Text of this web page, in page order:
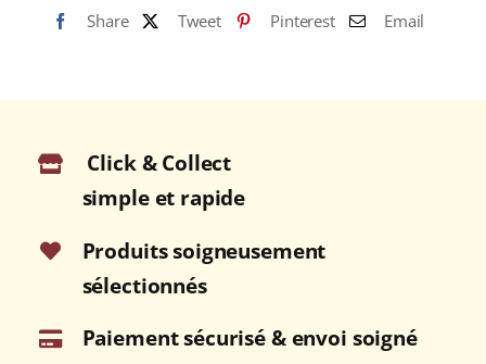
Share
Tweet Pinterest Email
Click & Collect
simple et rapide
Produits soigneusement
sélectionnés
Paiement sécurisé & envoi soigné